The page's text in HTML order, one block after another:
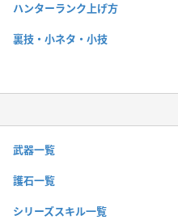
ハンターランク上げ方
裏技・小ネタ・小技
武器一覧
護石一覧
シリーズスキル一覧